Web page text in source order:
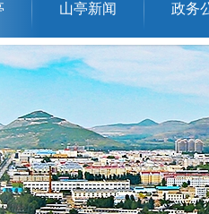
山亭新闻 政务